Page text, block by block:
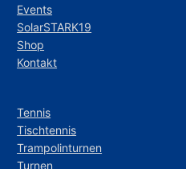
Events
SolarSTARK19
Shop
Kontakt
Tennis
Tischtennis
Trampolinturnen
Turnen